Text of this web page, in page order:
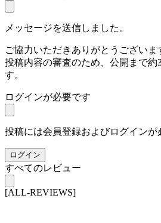
メッセージを送信しました。
ご協力いただきありがとうございま
投稿内容の審査のため、公開まで約
す。
ログインが必要です
投稿には会員登録およびログインが
ログイン
すべてのレビュー
[ALL-REVIEWS]